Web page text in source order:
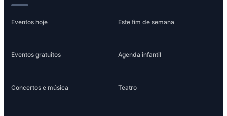
Eventos hoje Este fim de semana
Eventos gratuitos Agenda infantil
Concertos e música Teatro